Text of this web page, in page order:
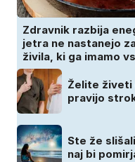
Zdravnik razbija
jetra ne nastanejo
živila, ki ga imamo
Želite živeti
pravijo
Ste že
naj bi